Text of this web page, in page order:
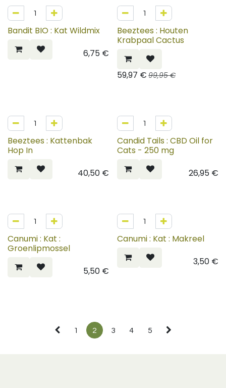
Bandit BIO : Kat Wildmix
6,75€
40%
Beeztees : Houten
Krabpaal Cactus
59,97 € 99,95€
Beeztees : Kattenbak
Hop In
40,50€
Candid Tails : CBD Oil for
Cats - 250 mg
26,95€
Canumi : Kat :
Groenlipmossel
5,50€
Canumi : Kat : Makreel
3,50€
1 2 3 4 5